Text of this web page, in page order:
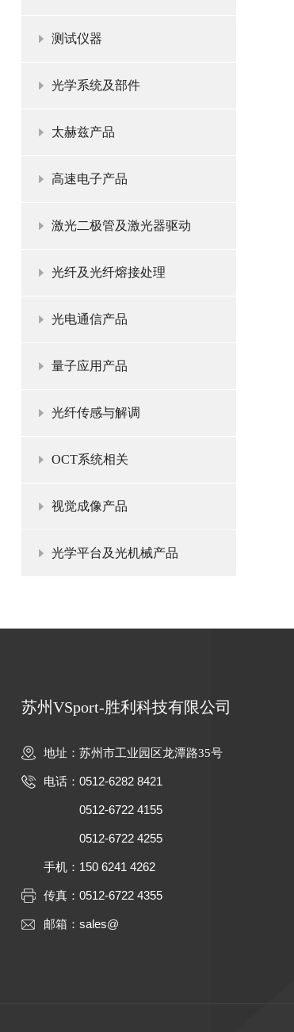
测试仪器
光学系统及部件
太赫兹产品
高速电子产品
激光二极管及激光器驱动
光纤及光纤熔接处理
光电通信产品
量子应用产品
光纤传感与解调
OCT系统相关
视觉成像产品
光学平台及光机械产品
苏州VSport-胜利科技有限公司
地址：苏州市工业园区龙潭路35号
电话： 0512-6282 8421
0512-6722 4155
0512-6722 4255
手机： 150 6241 4262
传真： 0512-6722 4355
邮箱： sales@